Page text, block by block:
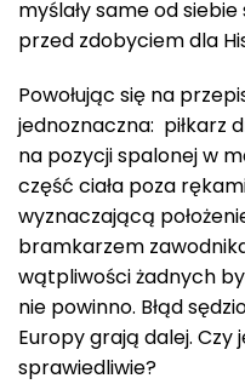
myślały same od
przed zdobyciem dla
Powołując się na
jednoznaczna: piłkarz
na pozycji spalonej w
część ciała poza
wyznaczającą
bramkarzem
wątpliwości żadnych
nie powinno. Błąd
Europy grają dalej. Czy
sprawiedliwie?